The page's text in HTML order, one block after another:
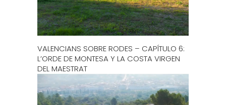
VALENCIANS SOBRE RODES – CAPÍTULO 6:
L’ORDE DE MONTESA Y LA COSTA VIRGEN
DEL MAESTRAT